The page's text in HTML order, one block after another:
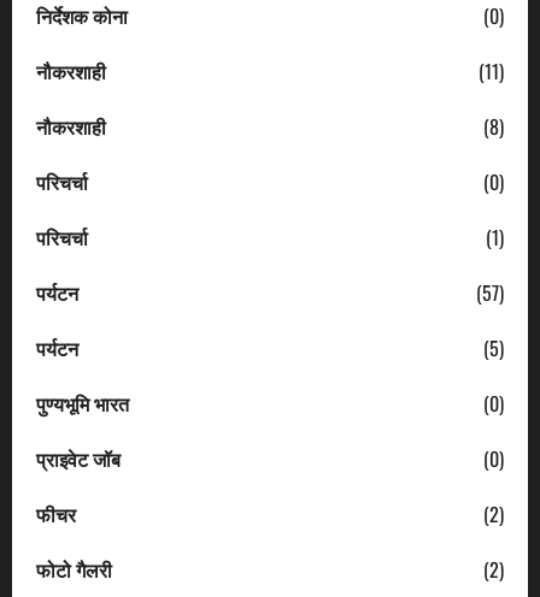
निर्देशक कोना
(0)
नौकरशाही
(11)
नौकरशाही
(8)
परिचर्चा
(0)
परिचर्चा
(1)
पर्यटन
(57)
पर्यटन
(5)
पुण्यभूमि भारत
(0)
प्राइवेट जॉब
(0)
फीचर
(2)
फोटो गैलरी
(2)